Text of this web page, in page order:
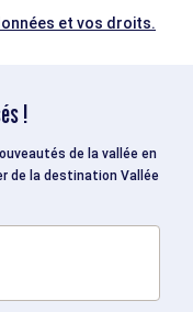
et vos droits.
!
de la vallée en
de la destination Vallée